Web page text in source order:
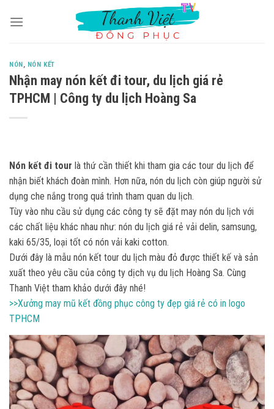
NÓN, NÓN KẾT
Nhận may nón kết đi tour, du lịch giá rẻ
TPHCM | Công ty du lịch Hoàng Sa
Nón kết đi tour là thứ cần thiết khi tham gia các tour du lịch để
nhận biết khách đoàn mình. Hơn nữa, nón du lịch còn giúp người sử
dụng che nắng trong quá trình tham quan du lịch.
Tùy vào nhu cầu sử dụng các công ty sẽ đặt may nón du lịch với
các chất liệu khác nhau như: nón du lịch giá rẻ vải delin, samsung,
kaki 65/35, loại tốt có nón vải kaki cotton.
Dưới đây là mẫu nón kết tour du lịch màu đỏ được thiết kế và sản
xuất theo yêu cầu của công ty dịch vụ du lịch Hoàng Sa. Cùng
Thanh Việt tham khảo dưới đây nhé!
>>Xưởng may mũ kết đồng phục công ty đẹp giá rẻ có in logo
TPHCM